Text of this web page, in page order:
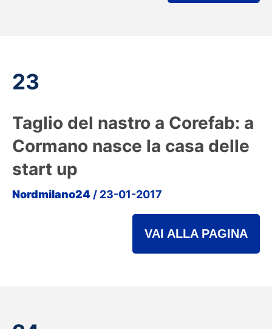
23
Taglio del nastro a Corefab: a
Cormano nasce la casa delle
start up
Nordmilano24 / 23-01-2017
VAI ALLA PAGINA